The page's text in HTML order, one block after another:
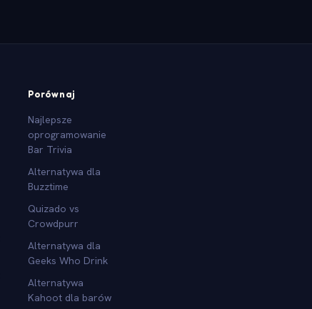
Porównaj
Najlepsze
oprogramowanie
Bar Trivia
Alternatywa dla
Buzztime
Quizado vs
Crowdpurr
Alternatywa dla
Geeks Who Drink
Alternatywa
Kahoot dla barów